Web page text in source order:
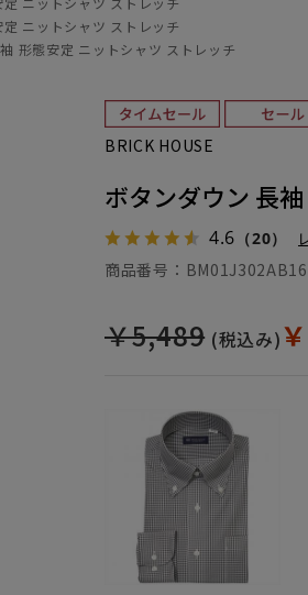
ニットシャツ ストレッチ
形態安定 ニットシャツ ストレッチ
BRICK HOUSE
ボタンダウン 長
4.6 （20）
￥5,489 (税込み)
商品番号：